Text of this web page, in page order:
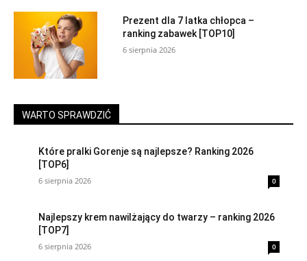
Prezent dla 7 latka chłopca –
ranking zabawek [TOP10]
6 sierpnia 2026
WARTO SPRAWDZIĆ
Które pralki Gorenje są najlepsze? Ranking 2026
[TOP6]
6 sierpnia 2026 0
Najlepszy krem nawilżający do twarzy – ranking 2026
[TOP7]
6 sierpnia 2026 0